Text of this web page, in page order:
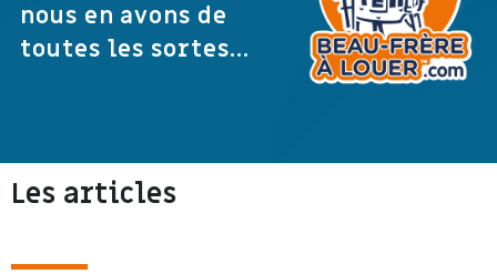
nous en avons de
toutes les sortes...
Les articles